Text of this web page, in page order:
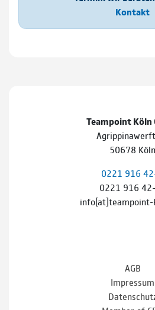
Kontakt
Teampoint Köln
50678 Köln
0221 916
0221 916
info[at]teampoint-
AGB
Impressum